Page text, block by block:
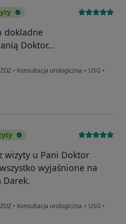
dokladne
Doktor...
• Konsultacja urologiczna + USG •
wizyty u Pani Doktor
wyjaśnione na
Darek.
• Konsultacja urologiczna + USG •